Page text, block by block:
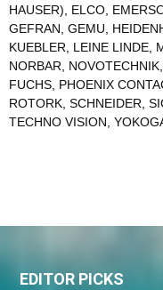
HAUSER)
ELCO
GEFRAN GEMU
KUEBLER
LEINE LINDE
NORBAR
NOVOTECHNIK
FUCHS PHOENIX
ROTORK SCHNEIDER
TECHNO VISION
EDITOR PICKS